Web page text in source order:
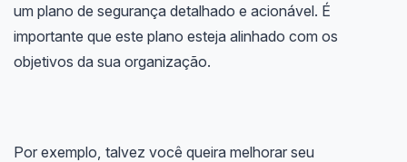
um plano de segurança detalhado e acionável. É
importante que este plano esteja alinhado com os
objetivos da sua organização.
Por exemplo, talvez você queira melhorar seu